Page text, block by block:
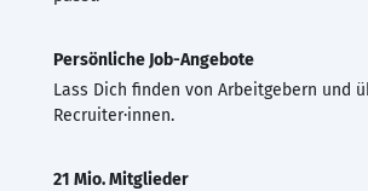
Persönliche Job-Angebote
Lass Dich finden von Arbeitgebern und
Recruiter·innen.
21 Mio. Mitglieder